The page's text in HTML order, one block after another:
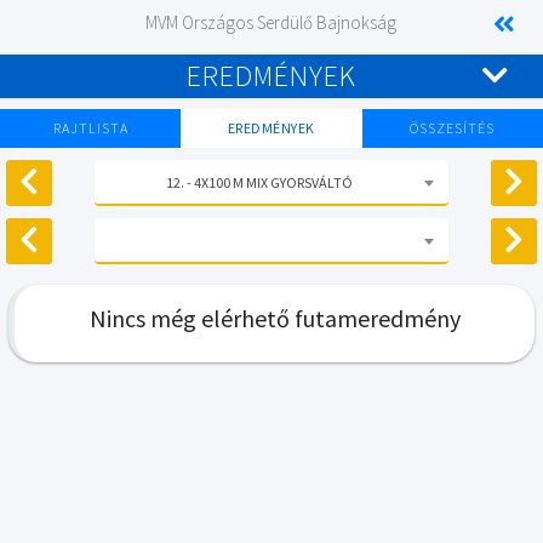
MVM Országos Serdülő Bajnokság
EREDMÉNYEK
RAJTLISTA EREDMÉNYEK ÖSSZESÍTÉS
12. - 4X100 M MIX GYORSVÁLTÓ
Nincs még elérhető futameredmény